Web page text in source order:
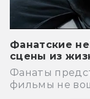
Фанатские
сцены из
Фанаты
фильмы не